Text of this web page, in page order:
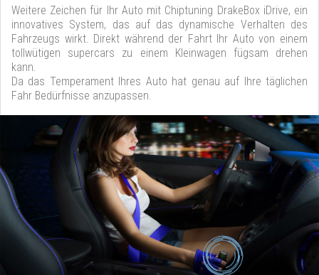
Weitere Zeichen für Ihr Auto mit Chiptuning DrakeBox iDrive, ein
innovatives System, das auf das dynamische Verhalten des
Fahrzeugs wirkt. Direkt während der Fahrt Ihr Auto von einem
tollwütigen supercars zu einem Kleinwagen fügsam drehen
kann.
Da das Temperament Ihres Auto hat genau auf Ihre täglichen
Fahr Bedürfnisse anzupassen.